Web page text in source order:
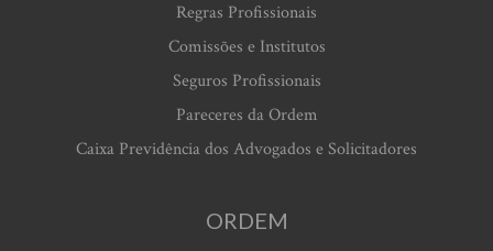
Regras Profissionais
Comissões e Institutos
Seguros Profissionais
Pareceres da Ordem
Caixa Previdência dos Advogados e Solicitadores
ORDEM